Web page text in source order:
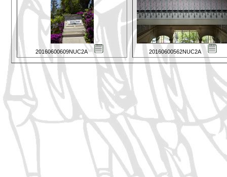
20160600609NUC2A 20160600562NUC2A